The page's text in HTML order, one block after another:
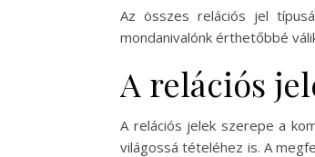
Az összes relációs jel
mondanivalónk érthetőbbé
A relációs
A relációs jelek szerepe a
világossá tételéhez is. A